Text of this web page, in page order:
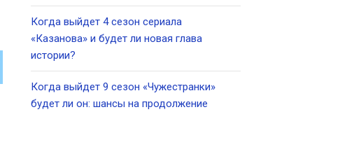
Когда выйдет 4 сезон сериала
«Казанова» и будет ли новая глава
истории?
Когда выйдет 9 сезон «Чужестранки»
будет ли он: шансы на продолжение